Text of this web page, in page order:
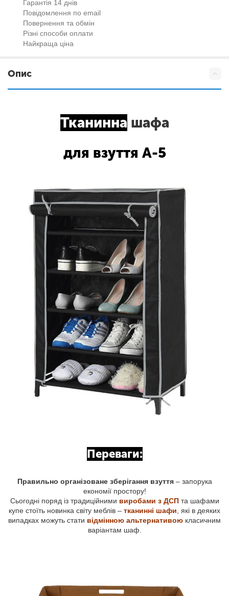
Гарантія 14 днів
Повідомлення по email
Повернення та обмін
Різні способи оплати
Найкраща ціна
Опис
Тканинна шафа
для взуття А-5
Переваги:
Правильно організоване зберігання взуття– запорука
економії простору!
Сьогодні поряд із традиційними виробами з ДСПта шафами
купе стоїть новинка світу меблів – тканинні шафи , які в деяких
випадках можуть стати відмінною альтернативою класичним
варіантам шаф.